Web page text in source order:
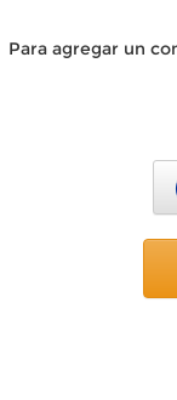
Para agregar un